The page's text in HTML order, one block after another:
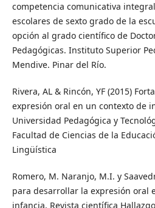
competencia comunicativa
escolares de sexto grado de la
opción al grado científico de
Pedagógicas. Instituto Superior
Mendive. Pinar del Río.
Rivera, AL & Rincón, YF (2015)
expresión oral en un contexto de
Universidad Pedagógica y
Facultad de Ciencias de la
Lingüística
Romero, M. Naranjo, M.I. y
para desarrollar la expresión oral
infancia. Revista científica